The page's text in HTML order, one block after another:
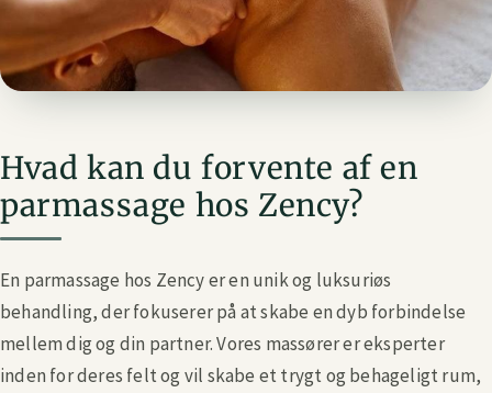
Hvad kan du forvente af en
parmassage hos Zency?
En parmassage hos Zency er en unik og luksuriøs
behandling, der fokuserer på at skabe en dyb forbindelse
mellem dig og din partner. Vores massører er eksperter
inden for deres felt og vil skabe et trygt og behageligt rum,